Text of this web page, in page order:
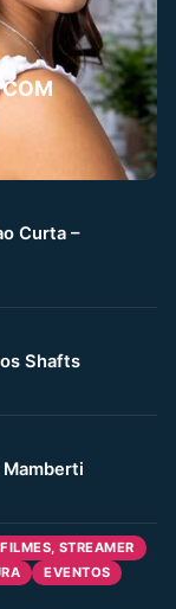
Curta –
Shafts
STREAMER
EVENTOS